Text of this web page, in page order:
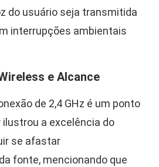
do usuário seja transmitida
interrupções ambientais
e Alcance
de 2,4 GHz é um ponto
a excelência do
se afastar
fonte, mencionando que